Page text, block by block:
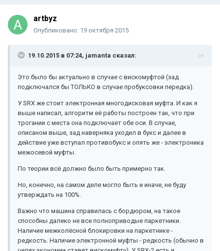
artbyz
Опубликовано: 19 октября 2015
19.10.2015 в 07:24, jamanta сказал:
Это было бы актуально в случае с вискомуфтой (зад
подключался бы ТОЛЬКО в случае пробуксовки передка).
У SRX же стоит электронная многодисковая муфта. И как я
выше написал, алгоритм её работы построен так, что при
трогании с места она подключает обе оси. В случае,
описаном выше, зад наверняка уходил в букс и далее в
действие уже вступал противобукс и опять же - электроника
межосевой муфты.
По теории всё должно было быть примерно так.
Но, конечно, на самом деле могло быть и иначе, не буду
утверждать на 100%.
Важно что машина справилась с бордюром, на такое
способны далеко не все полноприводые паркетники.
Наличие межколёсной блокировки на паркетнике -
редкость. Наличие электронной муфты - редкость (обычно в